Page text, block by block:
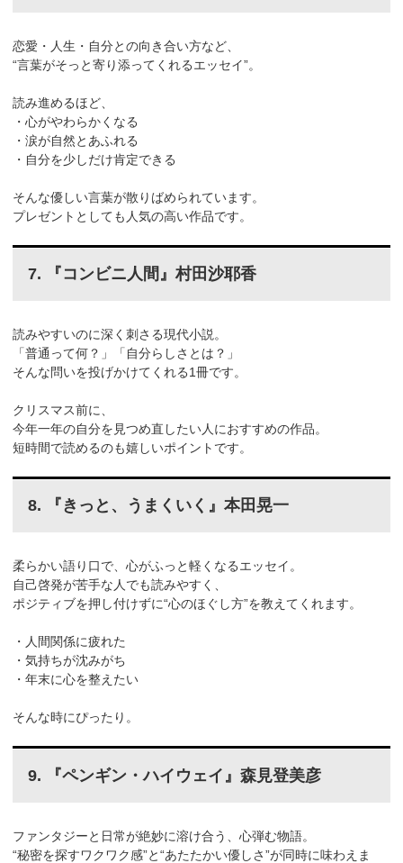
恋愛・人生・自分との向き合い方など、
“言葉がそっと寄り添ってくれるエッセイ”。
読み進めるほど、
・心がやわらかくなる
・涙が自然とあふれる
・自分を少しだけ肯定できる
そんな優しい言葉が散りばめられています。
プレゼントとしても人気の高い作品です。
7. 『コンビニ人間』村田沙耶香
読みやすいのに深く刺さる現代小説。
「普通って何？」「自分らしさとは？」
そんな問いを投げかけてくれる1冊です。
クリスマス前に、
今年一年の自分を見つめ直したい人におすすめの作品。
短時間で読めるのも嬉しいポイントです。
8. 『きっと、うまくいく』本田晃一
柔らかい語り口で、心がふっと軽くなるエッセイ。
自己啓発が苦手な人でも読みやすく、
ポジティブを押し付けずに“心のほぐし方”を教えてくれます。
・人間関係に疲れた
・気持ちが沈みがち
・年末に心を整えたい
そんな時にぴったり。
9. 『ペンギン・ハイウェイ』森見登美彦
ファンタジーと日常が絶妙に溶け合う、心弾む物語。
“秘密を探すワクワク感”と“あたたかい優しさ”が同時に味わえま